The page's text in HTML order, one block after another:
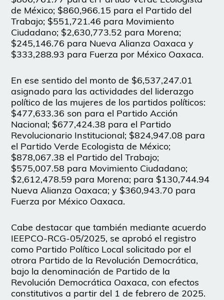
de México; $860,966.15 para el Partido del
Trabajo; $551,721.46 para Movimiento
Ciudadano; $2,630,773.52 para Morena;
$245,146.76 para Nueva Alianza Oaxaca y
$333,288.93 para Fuerza por México Oaxaca.
En ese sentido del monto de $6,537,247.01
asignado para las actividades del liderazgo
político de las mujeres de los partidos políticos:
$477,633.36 son para el Partido Acción
Nacional; $677,424.38 para el Partido
Revolucionario Institucional; $824,947.08 para
el Partido Verde Ecologista de México;
$878,067.38 el Partido del Trabajo;
$575,007.58 para Movimiento Ciudadano;
$2,612,478.59 para Morena; para $130,744.94
Nueva Alianza Oaxaca; y $360,943.70 para
Fuerza por México Oaxaca.
Cabe destacar que también mediante acuerdo
IEEPCO-RCG-05/2025, se aprobó el registro
como Partido Político Local solicitado por el
otrora Partido de la Revolución Democrática,
bajo la denominación de Partido de la
Revolución Democrática Oaxaca, con efectos
constitutivos a partir del 1 de febrero de 2025.